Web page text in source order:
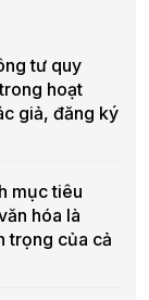
tư quy
hoạt
giả, đăng ký
mục tiêu
hóa là
trọng của cả